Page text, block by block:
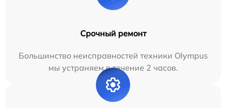
Срочный ремонт
Большинство неисправностей техники Olympus
мы устраняем в течение 2 часов.